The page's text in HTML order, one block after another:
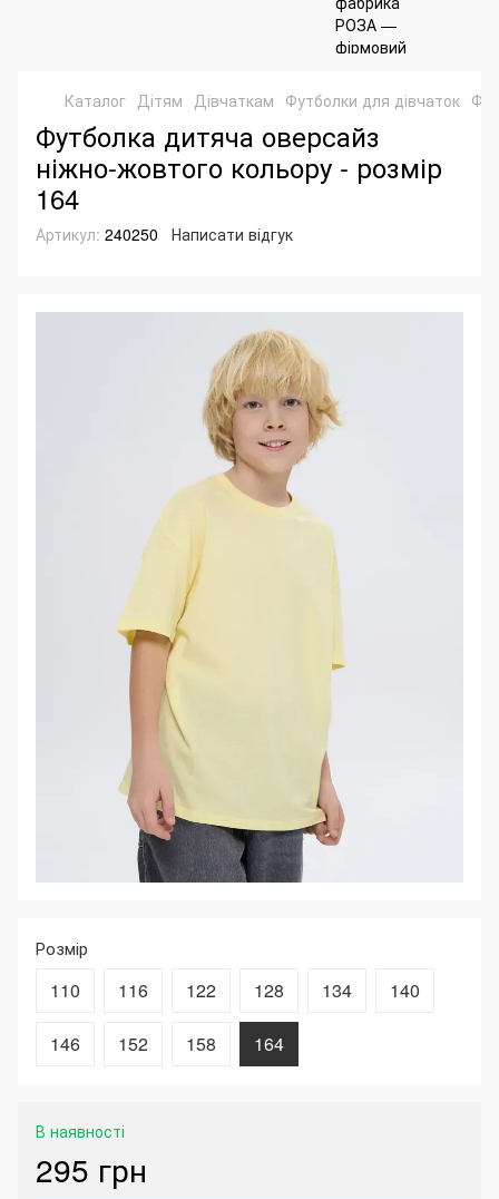
Каталог Дітям Дівчаткам Футболки для дівчаток
Футболка дитяча оверсайз
ніжно-жовтого кольору - розмір
164
Артикул: 240250 Написати відгук
Розмір
110 116 122 128 134 140
146 152 158 164
В наявності
295 грн